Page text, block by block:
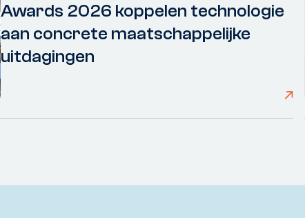
Awards 2026 koppelen technologie
aan concrete maatschappelijke
uitdagingen